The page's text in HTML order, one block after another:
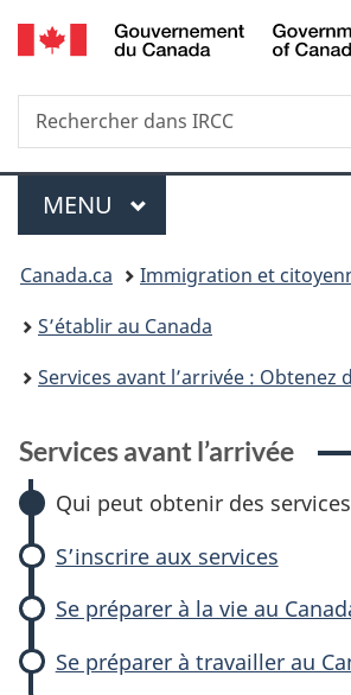
Passer
au
Passer
à
l’arrivée
Passer
à
du
Passer
à
Recherche
Rechercher
dans
Menu
MENU PRINCIPAL
Vous
êtes
ici :
Canada.ca
Immigration et
S’établir au Canada
Services avant l’arrivée : Obtenez de
Services avant l’arrivée
Qui peut obtenir des services
S’inscrire aux services
Se préparer à la vie au
Se préparer à travailler au